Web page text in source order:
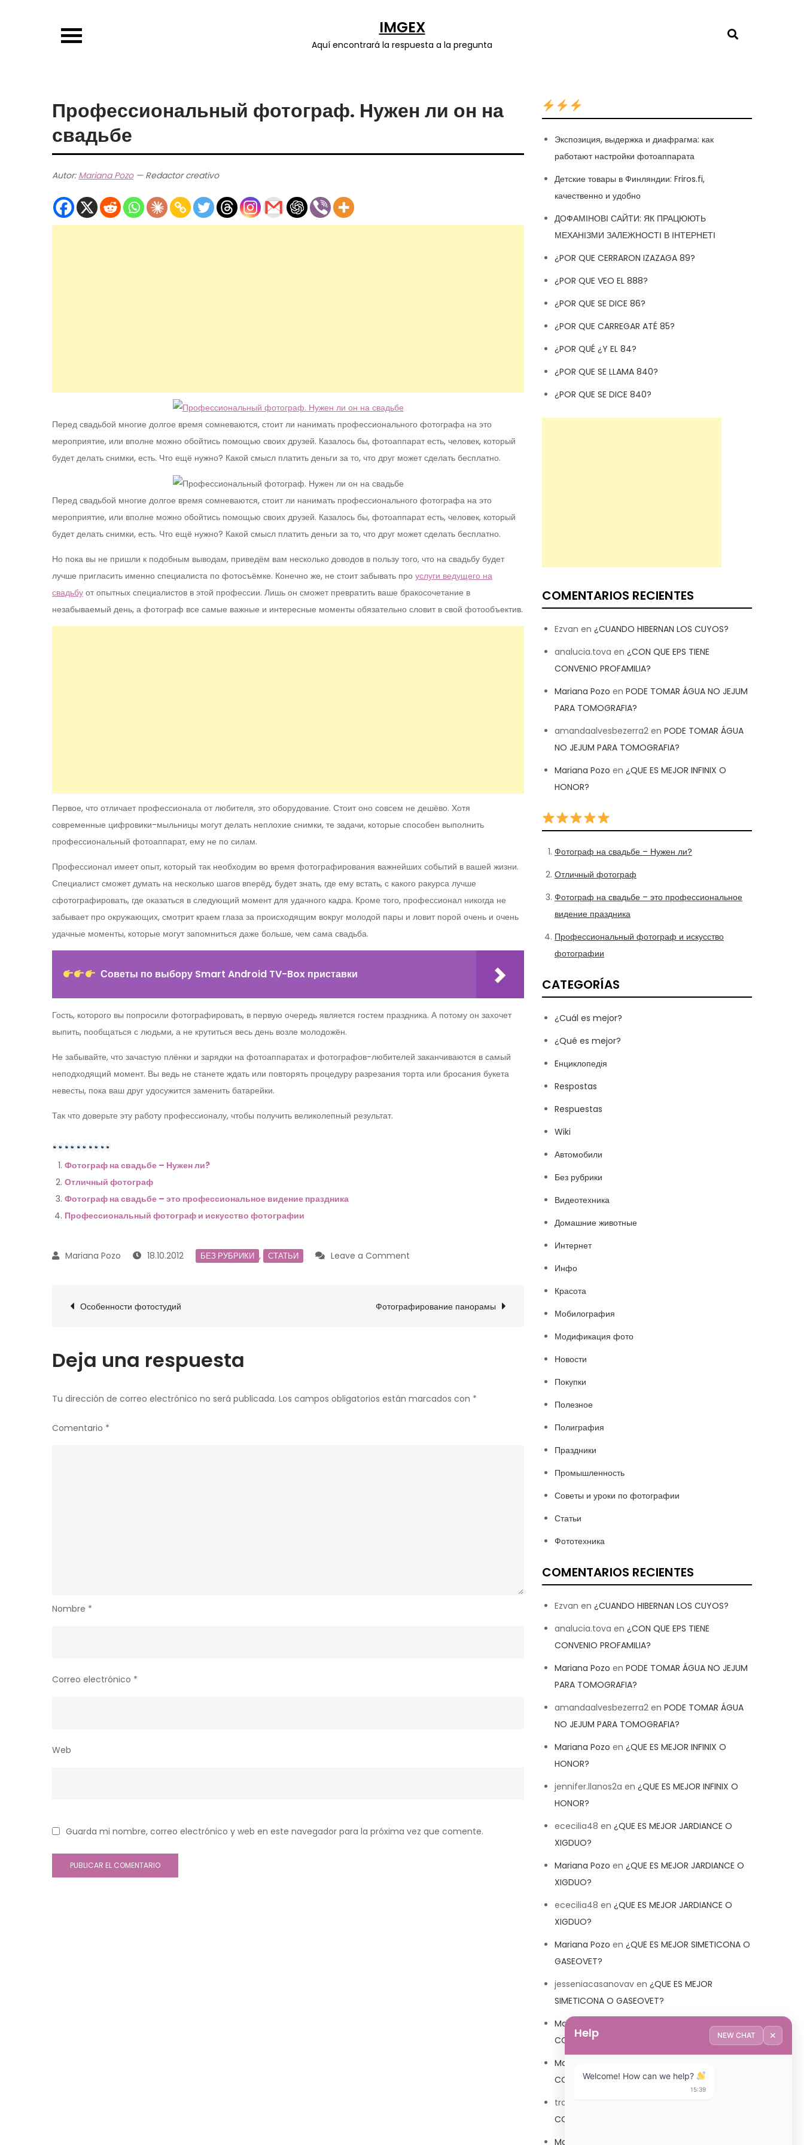
IMGEX
Aquí encontrará la respuesta a la pregunta
Профессиональный фотограф. Нужен ли он на
свадьбе
Autor: Mariana Pozo— Redactor creativo
Перед свадьбой многие долгое время сомневаются, стоит ли нанимать профессионального фотографа на это
мероприятие, или вполне можно обойтись помощью своих друзей. Казалось бы, фотоаппарат есть, человек, который
будет делать снимки, есть. Что ещё нужно? Какой смысл платить деньги за то, что друг может сделать бесплатно.
Перед свадьбой многие долгое время сомневаются, стоит ли нанимать профессионального фотографа на это
мероприятие, или вполне можно обойтись помощью своих друзей. Казалось бы, фотоаппарат есть, человек, который
будет делать снимки, есть. Что ещё нужно? Какой смысл платить деньги за то, что друг может сделать бесплатно.
Но пока вы не пришли к подобным выводам, приведём вам несколько доводов в пользу того, что на свадьбу будет
лучше пригласить именно специалиста по фотосъёмке. Конечно же, не стоит забывать про услуги ведущего на
свадьбу от опытных специалистов в этой профессии. Лишь он сможет превратить ваше бракосочетание в
незабываемый день, а фотограф все самые важные и интересные моменты обязательно словит в свой фотообъектив.
Первое, что отличает профессионала от любителя, это оборудование. Стоит оно совсем не дешёво. Хотя
современные цифровики-мыльницы могут делать неплохие снимки, те задачи, которые способен выполнить
профессиональный фотоаппарат, ему не по силам.
Профессионал имеет опыт, который так необходим во время фотографирования важнейших событий в вашей жизни.
Специалист сможет думать на несколько шагов вперёд, будет знать, где ему встать, с какого ракурса лучше
сфотографировать, где оказаться в следующий момент для удачного кадра. Кроме того, профессионал никогда не
забывает про окружающих, смотрит краем глаза за происходящим вокруг молодой пары и ловит порой очень и очень
удачные моменты, которые могут запомниться даже больше, чем сама свадьба.
Советы по выбору Smart Android TV-Box приставки
Гость, которого вы попросили фотографировать, в первую очередь является гостем праздника. А потому он захочет
выпить, пообщаться с людьми, а не крутиться весь день возле молодожён.
Не забывайте, что зачастую плёнки и зарядки на фотоаппаратах и фотографов-любителей заканчиваются в самый
неподходящий момент. Вы ведь не станете ждать или повторять процедуру разрезания торта или бросания букета
невесты, пока ваш друг удосужится заменить батарейки.
Так что доверьте эту работу профессионалу, чтобы получить великолепный результат.
Фотограф на свадьбе – Нужен ли?
Отличный фотограф
Фотограф на свадьбе – это профессиональное видение праздника
Профессиональный фотограф и искусство фотографии
18.10.2012 БЕЗ РУБРИКИ , СТАТЬИ Leave a Comment
Нужен
Navegación
Особенности фотостудий Фотографирование панорамы
Deja una respuesta
Tu dirección de correo electrónico no será publicada. Los campos obligatorios están marcados con *
Comentario *
Nombre *
Correo electrónico *
Web
Guarda mi nombre, correo electrónico y web en este navegador para la próxima vez que comente.
Экспозиция, выдержка и диафрагма: как
работают настройки фотоаппарата
Детские товары в Финляндии: Friros.fi,
качественно и удобно
ДОФАМІНОВІ САЙТИ: ЯК ПРАЦЮЮТЬ
МЕХАНІЗМИ ЗАЛЕЖНОСТІ В ІНТЕРНЕТІ
¿POR QUE CERRARON IZAZAGA 89?
¿POR QUE VEO EL 888?
¿POR QUE SE DICE 86?
¿POR QUE CARREGAR ATÉ 85?
¿POR QUÉ ¿Y EL 84?
¿POR QUE SE LLAMA 840?
¿POR QUE SE DICE 840?
COMENTARIOS RECIENTES
Ezvan en ¿CUANDO HIBERNAN LOS CUYOS?
analucia.tova en ¿CON QUE EPS TIENE
CONVENIO PROFAMILIA?
Mariana Pozo en PODE TOMAR ÁGUA NO JEJUM
PARA TOMOGRAFIA?
amandaalvesbezerra2 en PODE TOMAR ÁGUA
NO JEJUM PARA TOMOGRAFIA?
Mariana Pozo en ¿QUE ES MEJOR INFINIX O
HONOR?
Фотограф на свадьбе – Нужен ли?
Отличный фотограф
Фотограф на свадьбе – это профессиональное
видение праздника
Профессиональный фотограф и искусство
фотографии
CATEGORÍAS
¿Cuál es mejor?
¿Qué es mejor?
Eнциклопедія
Respostas
Respuestas
Wiki
Автомобили
Без рубрики
Видеотехника
Домашние животные
Интернет
Инфо
Красота
Мобилография
Модификация фото
Новости
Покупки
Полезное
Полиграфия
Праздники
Промышленность
Советы и уроки по фотографии
Статьи
Фототехника
COMENTARIOS RECIENTES
Ezvan en ¿CUANDO HIBERNAN LOS CUYOS?
analucia.tova en ¿CON QUE EPS TIENE
CONVENIO PROFAMILIA?
Mariana Pozo en PODE TOMAR ÁGUA NO JEJUM
PARA TOMOGRAFIA?
amandaalvesbezerra2 en PODE TOMAR ÁGUA
NO JEJUM PARA TOMOGRAFIA?
Mariana Pozo en ¿QUE ES MEJOR INFINIX O
HONOR?
jennifer.llanos2a en ¿QUE ES MEJOR INFINIX O
HONOR?
ececilia48 en ¿QUE ES MEJOR JARDIANCE O
XIGDUO?
Mariana Pozo en ¿QUE ES MEJOR JARDIANCE O
XIGDUO?
ececilia48 en ¿QUE ES MEJOR JARDIANCE O
XIGDUO?
Mariana Pozo en ¿QUE ES MEJOR SIMETICONA O
GASEOVET?
jesseniacasanovav en ¿QUE ES MEJOR
SIMETICONA O GASEOVET?
Mariana Pozo
¿QUE ES MEJOR TRIBEDOCE
COMPUESTO O TRIBEDOCE DX?
Mariana Pozo
COMPUESTO O TRIBEDOCE DX?
trolls_pipis
COMPUESTO O TRIBEDOCE DX?
Mariana Pozo
Help NEW CHAT ✕
Welcome! How can we help?
15:39